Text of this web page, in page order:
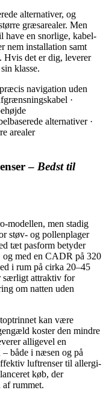
alternativer, og
græsarealer. Men
have en snorlige, kabel-
nem installation samt
Hvis det er dig, leverer
klasse.
navigation uden
·
alternativer ·
arealer
– Bedst til
modellen, men stadig
støv- og pollenplager
tæt pasform betyder
med en CADR på 320
i rum på cirka 20–45
særligt attraktiv for
om natten uden
kan være
koster den mindre
alligevel en
både i næsen og på
luftrenser til allergi-
køb, der
af rummet.